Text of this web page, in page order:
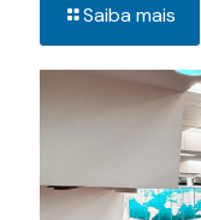
Saiba mais